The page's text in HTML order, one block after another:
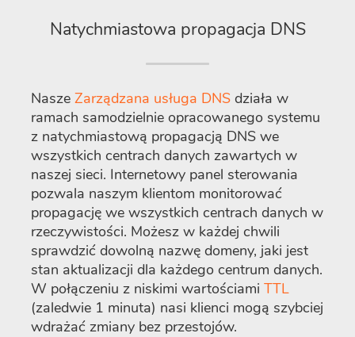
Natychmiastowa propagacja DNS
Nasze Zarządzana usługa DNS działa w
ramach samodzielnie opracowanego systemu
z natychmiastową propagacją DNS we
wszystkich centrach danych zawartych w
naszej sieci. Internetowy panel sterowania
pozwala naszym klientom monitorować
propagację we wszystkich centrach danych w
rzeczywistości. Możesz w każdej chwili
sprawdzić dowolną nazwę domeny, jaki jest
stan aktualizacji dla każdego centrum danych.
W połączeniu z niskimi wartościami TTL
(zaledwie 1 minuta) nasi klienci mogą szybciej
wdrażać zmiany bez przestojów.